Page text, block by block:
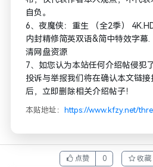
自负。
6、夜魔侠：重生 （全2季）
内封精修简英双语&简中特效字幕
清网盘资源
7、如您认为本站任何介绍帖侵犯
投诉与举报我们将在确认本文链
后，立即删除相关介绍帖子！
本贴地址： https://www.kfzy.net/
点赞 0 收藏